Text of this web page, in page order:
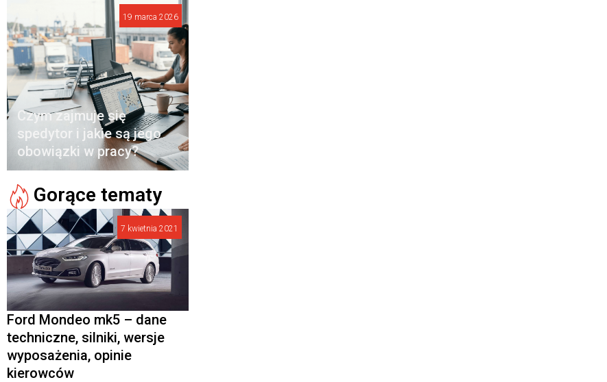
Czym zajmuje się
spedytor i jakie są jego
obowiązki w pracy?
19 marca 2026
Gorące tematy
7 kwietnia 2021
Ford Mondeo mk5 – dane
techniczne, silniki, wersje
wyposażenia, opinie
kierowców